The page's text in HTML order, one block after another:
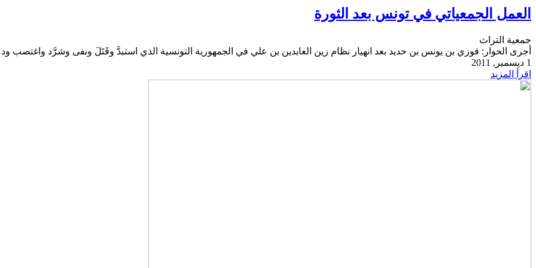
العمل الجمعياتي في تونس بعد الثورة
جمعية التراث
أجرى الحوار: فوزي بن يونس بن حديد بعد انهيار نظام زين العابدين بن علي في الجمهورية التونسية الذي استبدَّ وقَتَلَ ونفى وشرَّد واغتصب
1 ديسمبر, 2011
اقرأ المزيد